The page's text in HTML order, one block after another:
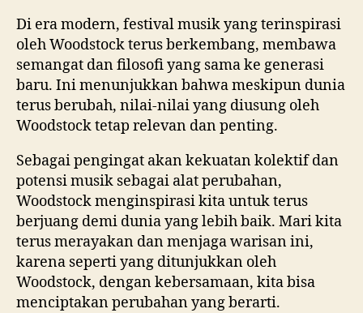
Di era modern, festival musik yang terinspirasi
oleh Woodstock terus berkembang, membawa
semangat dan filosofi yang sama ke generasi
baru. Ini menunjukkan bahwa meskipun dunia
terus berubah, nilai-nilai yang diusung oleh
Woodstock tetap relevan dan penting.
Sebagai pengingat akan kekuatan kolektif dan
potensi musik sebagai alat perubahan,
Woodstock menginspirasi kita untuk terus
berjuang demi dunia yang lebih baik. Mari kita
terus merayakan dan menjaga warisan ini,
karena seperti yang ditunjukkan oleh
Woodstock, dengan kebersamaan, kita bisa
menciptakan perubahan yang berarti.